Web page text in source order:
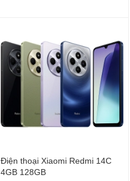
Điện thoại Xiaomi Redmi 14C
4GB 128GB